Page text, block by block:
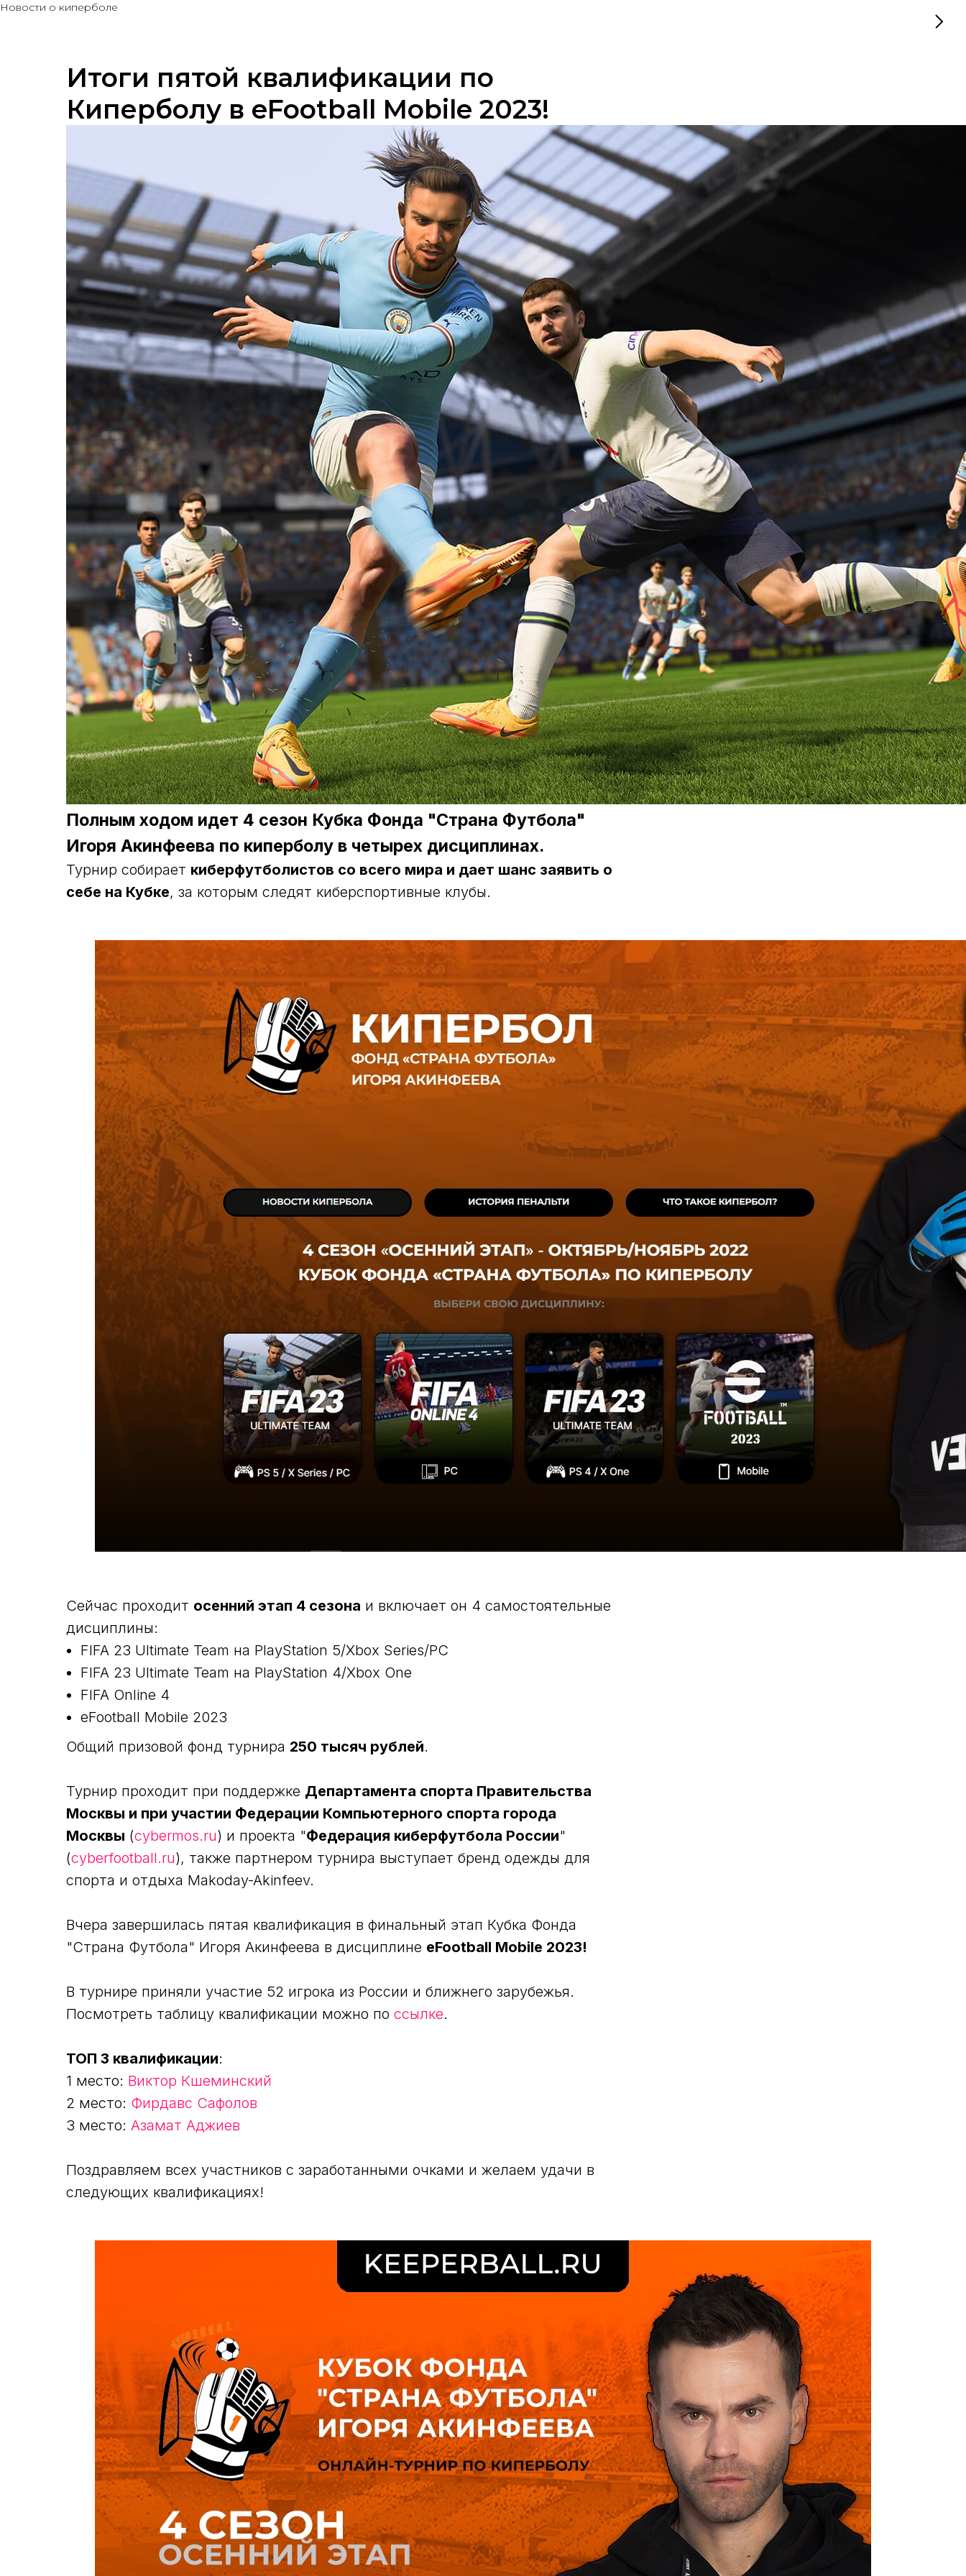
Новости о киперболе
Итоги пятой квалификации по
Киперболу в eFootball Mobile 2023!
Полным ходом идет 4 сезон Кубка Фонда "Страна Футбола"
Игоря Акинфеева по киперболу в четырех дисциплинах.
Турнир собирает киберфутболистов со всего мира и дает шанс заявить о
себе на Кубке, за которым следят киберспортивные клубы.
Сейчас проходит осенний этап 4 сезона и включает он 4 самостоятельные
дисциплины:
FIFA 23 Ultimate Team на PlayStation 5/Xbox Series/PC
FIFA 23 Ultimate Team на PlayStation 4/Xbox One
FIFA Online 4
eFootball Mobile 2023
Общий призовой фонд турнира 250 тысяч рублей.
Турнир проходит при поддержке Департамента спорта Правительства
Москвы и при участии Федерации Компьютерного спорта города
Москвы (cybermos.ru) и проекта "Федерация киберфутбола России"
(cyberfootball.ru), также партнером турнира выступает бренд одежды для
спорта и отдыха Makoday-Akinfeev.
Вчера завершилась пятая квалификация в финальный этап Кубка Фонда
"Страна Футбола" Игоря Акинфеева в дисциплине eFootball Mobile 2023!
В турнире приняли участие 52 игрока из России и ближнего зарубежья.
Посмотреть таблицу квалификации можно по ссылке.
TOП 3 квалификации:
1 место: Виктор Кшеминский
2 место: Фирдавс Сафолов
3 место: Азамат Аджиев
Поздравляем всех участников с заработанными очками и желаем удачи в
следующих квалификациях!